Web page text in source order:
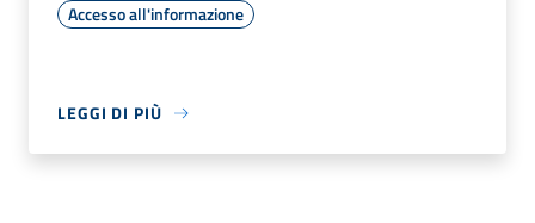
Accesso all'informazione
LEGGI DI PIÙ